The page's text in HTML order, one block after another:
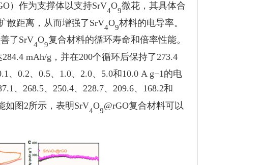
）作为支撑体以支持SrV4O9微花，其具体合
散距离，从而增强了SrV4O9材料的电导率。
了SrV4O9复合材料的循环寿命和倍率性能。
284.4 mAh/g ，并在200个循环后保持了273.4
、 0.2、 0.5、 1.0、 2.0、 5.0和10.0 A g−1的电
、 268.5、 250.4、 228.7、 209.6、 168.2和
如图 2所示，表明 SrV4O9@rGO复合材料可以